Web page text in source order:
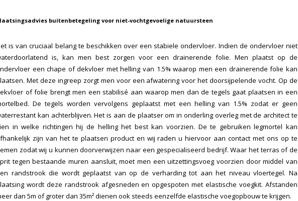
buitenbetegeling voor niet-vochtgevoelige natuursteen
is van cruciaal belang te beschikken over een stabiele ondervloer. Indien de ondervloer niet
is, kan men best zorgen voor een drainerende folie. Men plaatst op de
een chape of dekvloer met helling van 1.5% waarop men een drainerende folie kan
Met deze ingreep zorgt men voor een afwatering voor het doorsijpelende vocht. Op de
of folie brengt men een stabilisé aan waarop men dan de tegels gaat plaatsen in een
De tegels worden vervolgens geplaatst met een helling van 1.5% zodat er geen
kan achterblijven. Het is aan de plaatser om in onderling overleg met de architect te
in welke richtingen hij de helling het best kan voorzien. De te gebruiken legmortel kan
zijn van het te plaatsen product en wij raden u hiervoor aan contact met ons op te
zodat wij u kunnen doorverwijzen naar een gespecialiseerd bedrijf. Waar het terras of de
tegen bestaande muren aansluit, moet men een uitzettingsvoeg voorzien door middel van
randstrook die wordt geplaatst van op de verharding tot aan het niveau vloertegel. Na
wordt deze randstrook afgesneden en opgespoten met elastische voegkit. Afstanden
dan 5m of groter dan 35m² dienen ook steeds eenzelfde elastische voegopbouw te krijgen.